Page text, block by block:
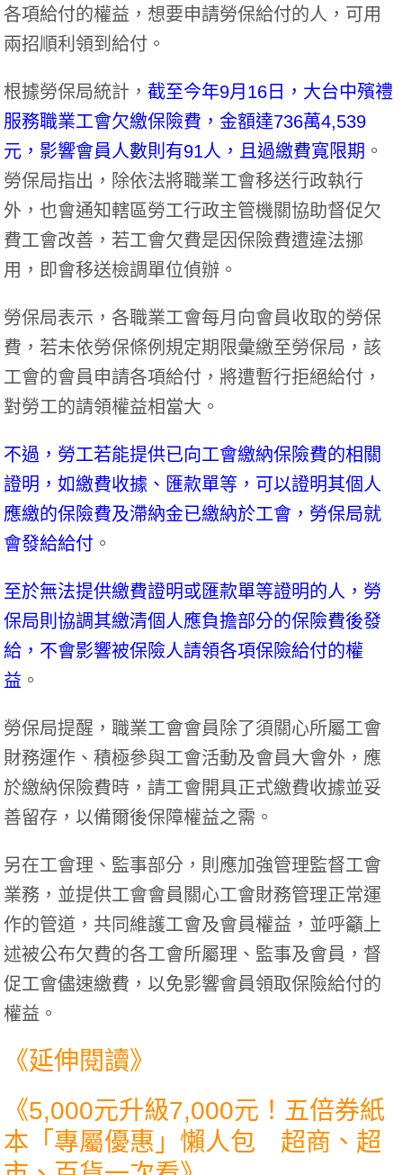
各項給付的權益，想要申請勞保給付的人，可用
兩招順利領到給付。
根據勞保局統計， 截至今年9月16日，大台中殯禮
服務職業工會欠繳保險費，金額達736萬4,539
元，影響會員人數則有91人，且過繳費寬限期 。
勞保局指出，除依法將職業工會移送行政執行
外，也會通知轄區勞工行政主管機關協助督促欠
費工會改善，若工會欠費是因保險費遭違法挪
用，即會移送檢調單位偵辦。
勞保局表示，各職業工會每月向會員收取的勞保
費，若未依勞保條例規定期限彙繳至勞保局，該
工會的會員申請各項給付，將遭暫行拒絕給付，
對勞工的請領權益相當大。
不過，勞工若能提供已向工會繳納保險費的相關
證明，如繳費收據、匯款單等，可以證明其個人
應繳的保險費及滯納金已繳納於工會，勞保局就
會發給給付 。
至於無法提供繳費證明或匯款單等證明的人，勞
保局則協調其繳清個人應負擔部分的保險費後發
給，不會影響被保險人請領各項保險給付的權
益 。
勞保局提醒，職業工會會員除了須關心所屬工會
財務運作、積極參與工會活動及會員大會外，應
於繳納保險費時，請工會開具正式繳費收據並妥
善留存，以備爾後保障權益之需。
另在工會理、監事部分，則應加強管理監督工會
業務，並提供工會會員關心工會財務管理正常運
作的管道，共同維護工會及會員權益，並呼籲上
述被公布欠費的各工會所屬理、監事及會員，督
促工會儘速繳費，以免影響會員領取保險給付的
權益。
《延伸閱讀》
《5,000元升級7,000元！五倍券紙
本「專屬優惠」懶人包 超商、超